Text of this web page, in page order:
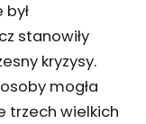
stanowiły
kryzysy.
mogła
trzech wielkich